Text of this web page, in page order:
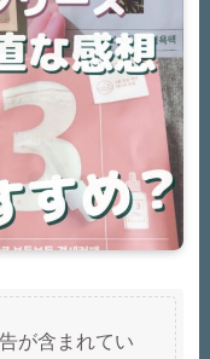
が含まれてい